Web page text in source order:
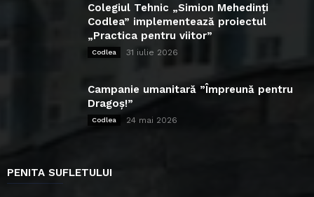
Colegiul Tehnic „Simion Mehedinți
Codlea” implementează proiectul
„Practica pentru viitor”
Codlea 31 iulie 2026
Campanie umanitară ”Împreună pentru
Dragoș!”
Codlea 24 mai 2026
PENITA SUFLETULUI